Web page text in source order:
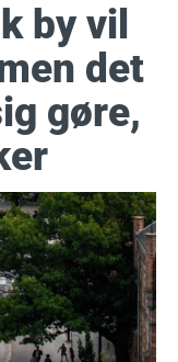
by vil
det
gøre,